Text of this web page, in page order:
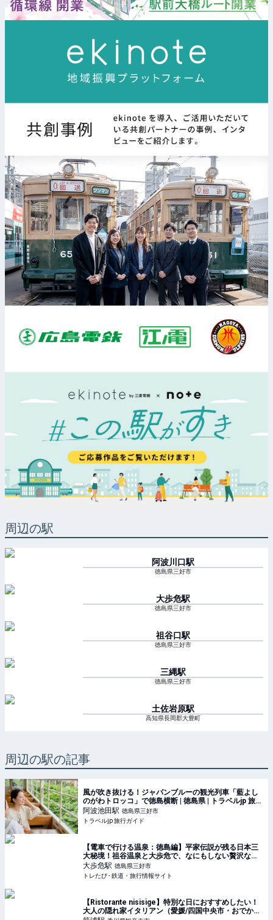
周辺の駅
阿波川口駅
徳島県三好市
大歩危駅
徳島県三好市
祖谷口駅
徳島県三好市
三縄駅
徳島県三好市
土佐岩原駅
高知県長岡郡大豊町
周辺の駅の記事
風が吹き抜ける！ジャパンブルーの観光列車「藍よし
のがわトロッコ」で徳島横断 | 徳島県 | トラベルjp 旅行
ガイド
阿波池田駅 徳島県三好市
トラベルjp 旅行ガイド
【電車で行ける温泉：徳島編】平家伝説が残る日本三
大秘境！祖谷温泉と大歩危で、なにもしない贅沢な時
間を | トレたび - 鉄道・旅行情報サイト
大歩危駅 徳島県三好市
トレたび - 鉄道・旅行情報サイト
【Ristorante nisisige】特別な日におすすめしたい！
大人の隠れ家イタリアン（愛媛/四国中央市・おでかけ